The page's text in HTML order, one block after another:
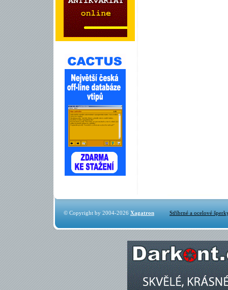
© Copyright by 2004-2026 Xagatron Stříbrné a ocelové